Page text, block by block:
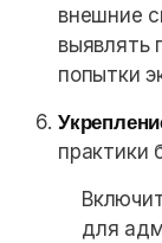
внешние
выявлять
попытки
практики
для